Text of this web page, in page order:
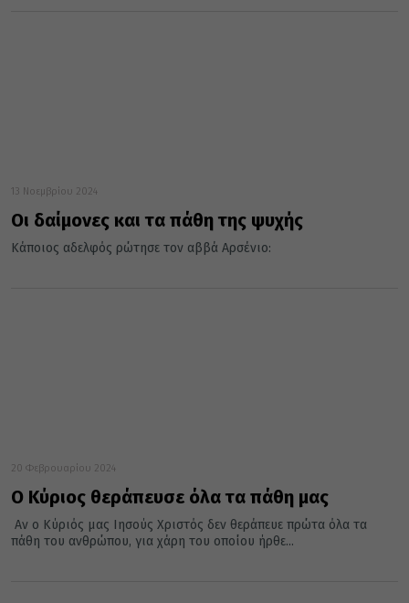
13 Νοεμβρίου 2024
Οι δαίμονες και τα πάθη της ψυχής
Κάποιος αδελφός ρώτησε τον αββά Αρσένιο:
20 Φεβρουαρίου 2024
Ο Κύριος θεράπευσε όλα τα πάθη μας
Αν ο Κύριός μας Ιησούς Χριστός δεν θεράπευε πρώτα όλα τα
πάθη του ανθρώπου, για χάρη του οποίου ήρθε...